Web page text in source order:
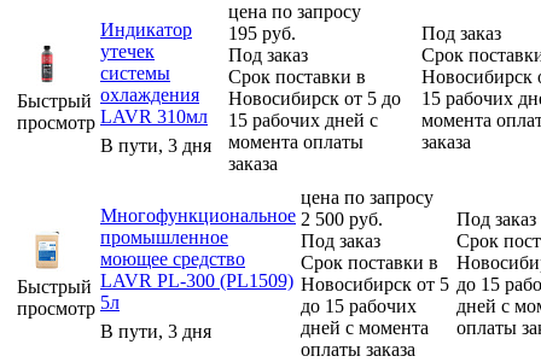
Быстрый
просмотр
Индикатор
утечек
системы
охлаждения
LAVR 310мл
В пути, 3 дня
цена по запросу
195 руб.
Под заказ
Срок поставки в
Новосибирск от 5 до
15 рабочих дней с
момента оплаты
заказа
Под заказ
Срок
Новосибирск
15 рабочих
момента
заказа
Быстрый
просмотр
Многофункциональное
промышленное
моющее средство
LAVR PL-300 (PL1509)
5л
В пути, 3 дня
цена по запросу
2 500 руб.
Под заказ
Срок поставки в
Новосибирск от 5
до 15 рабочих
дней с момента
оплаты заказа
Под заказ
Срок
до 15
дней с
оплаты